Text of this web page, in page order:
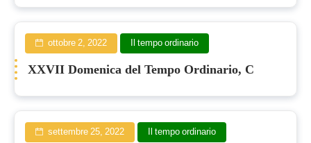
ottobre 2, 2022 Il tempo ordinario
XXVII Domenica del Tempo Ordinario, C
settembre 25, 2022 Il tempo ordinario